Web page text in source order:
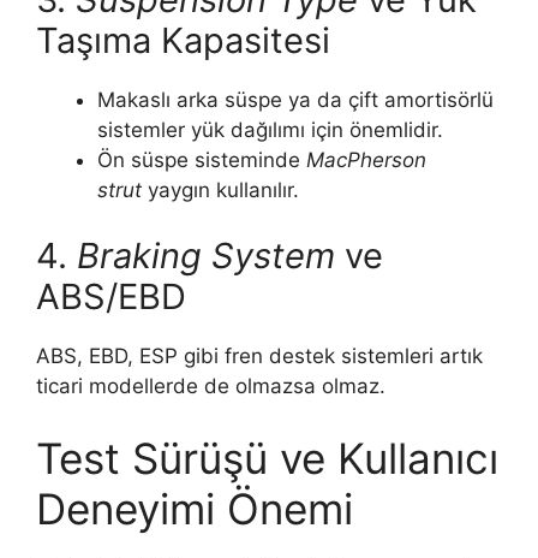
Taşıma Kapasitesi
Makaslı arka süspe ya da çift amortisörlü
sistemler yük dağılımı için önemlidir.
Ön süspe sisteminde MacPherson
strut yaygın kullanılır.
4. Braking System ve
ABS/EBD
ABS, EBD, ESP gibi fren destek sistemleri artık
ticari modellerde de olmazsa olmaz.
Test Sürüşü ve Kullanıcı
Deneyimi Önemi